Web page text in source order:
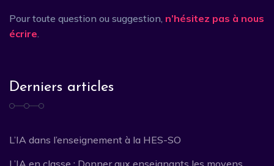
Pour toute question ou suggestion, n’hésitez pas à nous
écrire
Derniers articles
L’IA dans l’enseignement à la HES-SO
L’IA en classe : Donner aux enseignants les moyens